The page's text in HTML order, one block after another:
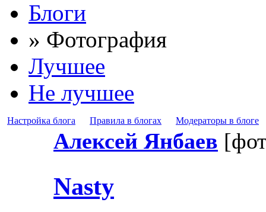
Блоги
» Фотография
Лучшее
Не лучшее
Настройка блога Правила в блогах Модераторы в блоге
Алексей Янбаев
Nasty